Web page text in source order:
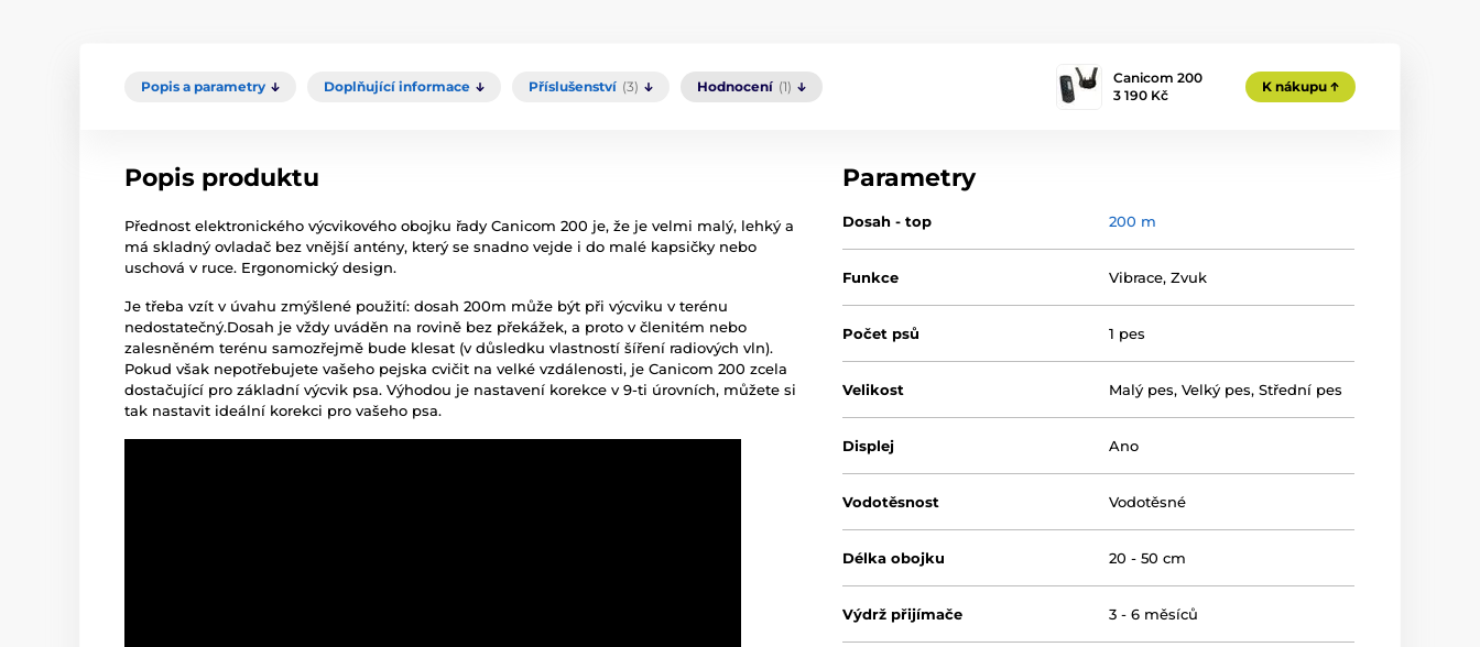
Popis a parametry Doplňující informace Příslušenství (3) Hodnocení (1)
Canicom 200
3 190 Kč
K nákupu
Popis produktu
Přednost elektronického výcvikového obojku řady Canicom 200 je, že je velmi malý, lehký a
má skladný ovladač bez vnější antény, který se snadno vejde i do malé kapsičky nebo
uschová v ruce. Ergonomický design.
Je třeba vzít v úvahu zmýšlené použití: dosah 200m může být při výcviku v terénu
nedostatečný.Dosah je vždy uváděn na rovině bez překážek, a proto v členitém nebo
zalesněném terénu samozřejmě bude klesat (v důsledku vlastností šíření radiových vln).
Pokud však nepotřebujete vašeho pejska cvičit na velké vzdálenosti, je Canicom 200 zcela
dostačující pro základní výcvik psa. Výhodou je nastavení korekce v 9-ti úrovních, můžete si
tak nastavit ideální korekci pro vašeho psa.
Parametry
Dosah - top 200 m
Funkce Vibrace,Zvuk
Počet psů 1 pes
Velikost Malý pes,Velký pes,Střední pes
Displej Ano
Vodotěsnost Vodotěsné
Délka obojku 20 - 50 cm
Výdrž přijímače 3 - 6 měsíců